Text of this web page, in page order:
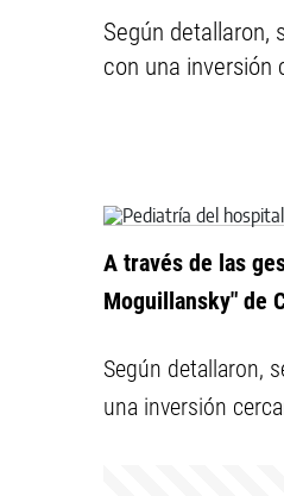
Según detallaron,
con una inversión
A través de las
Moguillansky" de
Según detallaron,
una inversión